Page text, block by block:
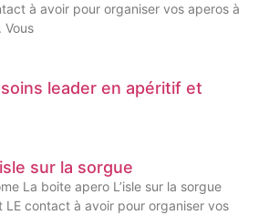
à avoir pour organiser vos aperos à
Vous
leader en apéritif et
sur la sorgue
La boite apero L’isle sur la sorgue
LE contact à avoir pour organiser vos